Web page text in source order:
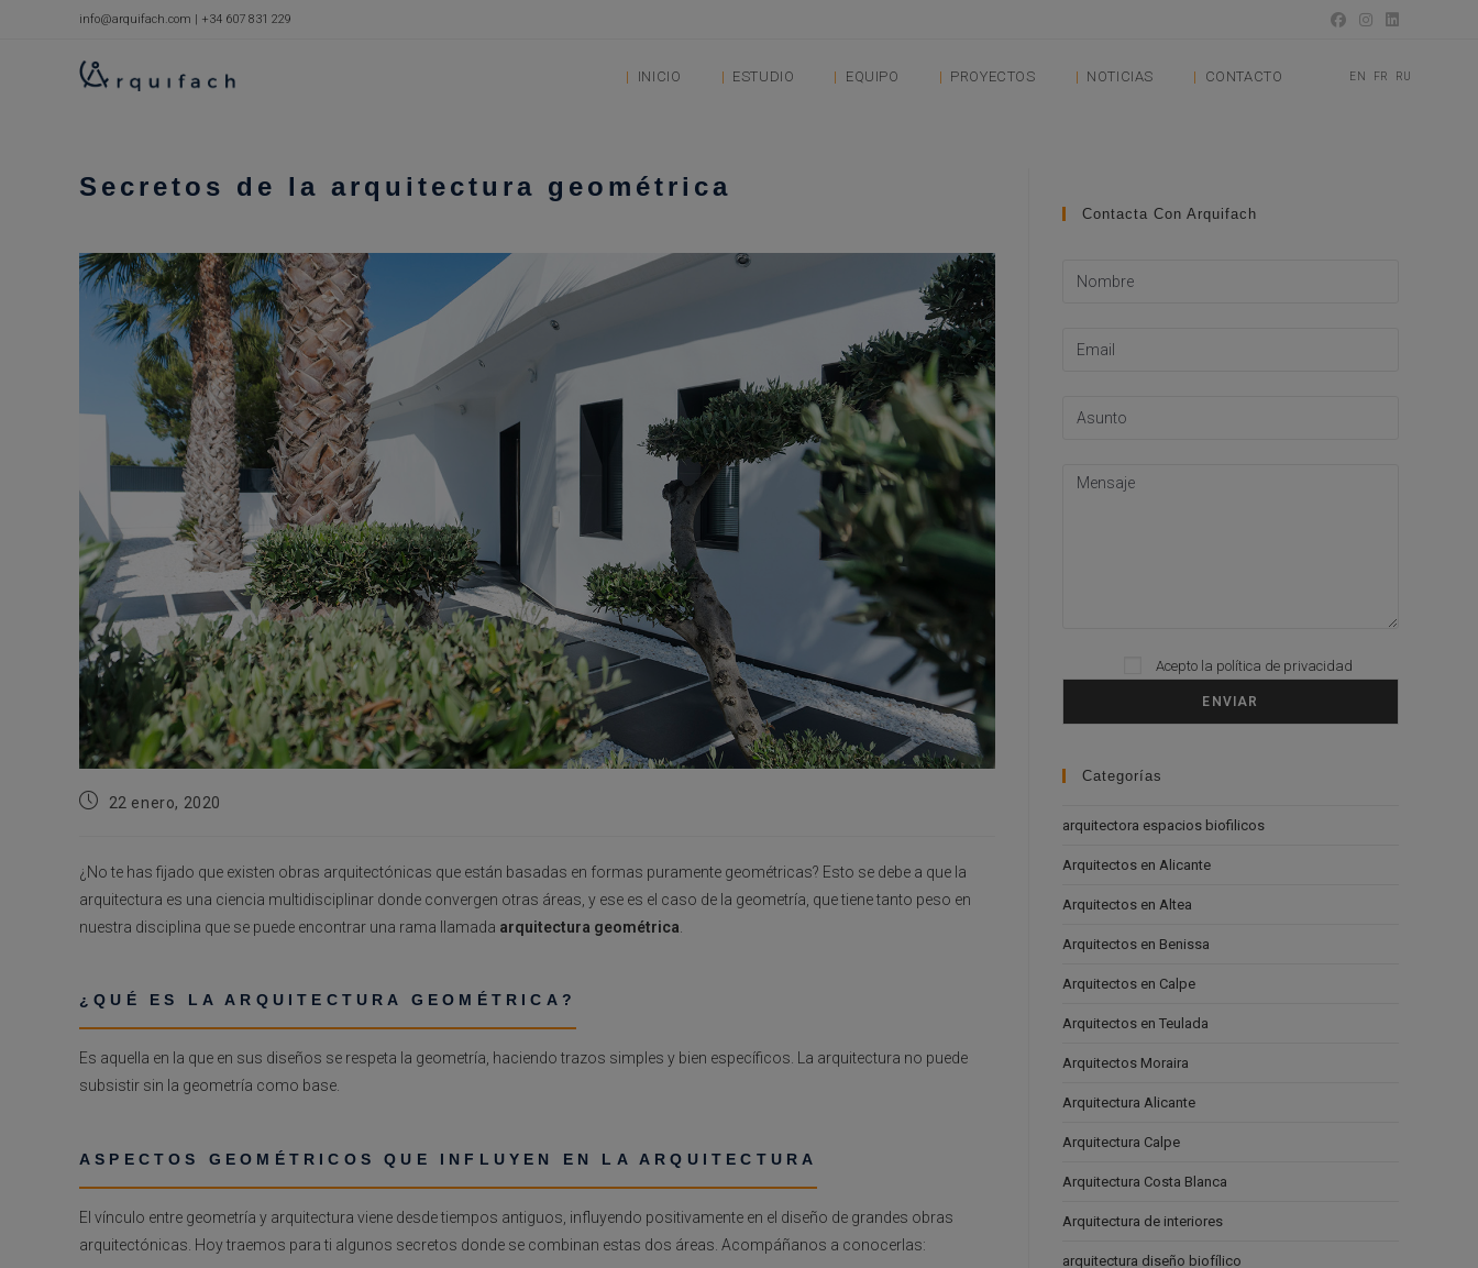
info@arquifach.com | +34 607 831 229
INICIO ESTUDIO EQUIPO PROYECTOS NOTICIAS CONTACTO EN FR RU
Secretos de la arquitectura geométrica
Publicación
entrada:
22 enero, 2020
¿No te has fijado que existen obras arquitectónicas que están basadas en formas puramente geométricas? Esto se debe a que la
arquitectura es una ciencia multidisciplinar donde convergen otras áreas, y ese es el caso de la geometría, que tiene tanto peso en
nuestra disciplina que se puede encontrar una rama llamada arquitectura geométrica
¿QUÉ ES LA ARQUITECTURA GEOMÉTRICA?
Es aquella en la que en sus diseños se respeta la geometría, haciendo trazos simples y bien específicos. La arquitectura no puede
subsistir sin la geometría como base.
ASPECTOS GEOMÉTRICOS QUE INFLUYEN EN LA ARQUITECTURA
El vínculo entre geometría y arquitectura viene desde tiempos antiguos, influyendo positivamente en el diseño de grandes obras
arquitectónicas. Hoy traemos para ti algunos secretos donde se combinan estas dos áreas. Acompáñanos a conocerlas:
Contacta Con Arquifach
Please leave this field empty.
Acepto la política de privacidad
Categorías
arquitectora espacios biofilicos
Arquitectos en Alicante
Arquitectos en Altea
Arquitectos en Benissa
Arquitectos en Calpe
Arquitectos en Teulada
Arquitectos Moraira
Arquitectura Alicante
Arquitectura Calpe
Arquitectura Costa Blanca
Arquitectura de interiores
arquitectura diseño biofílico